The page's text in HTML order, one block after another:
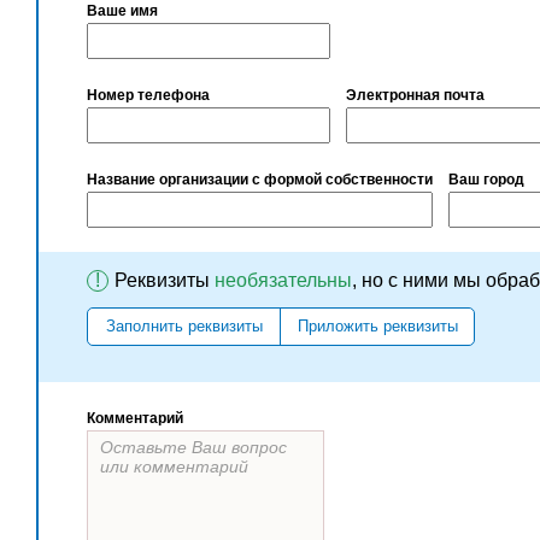
Ваше имя
Номер телефона Электронная почта
Название организации с формой собственности Ваш город
! Реквизиты необязательны, но с ними мы
Заполнить реквизиты Приложить реквизиты
Комментарий